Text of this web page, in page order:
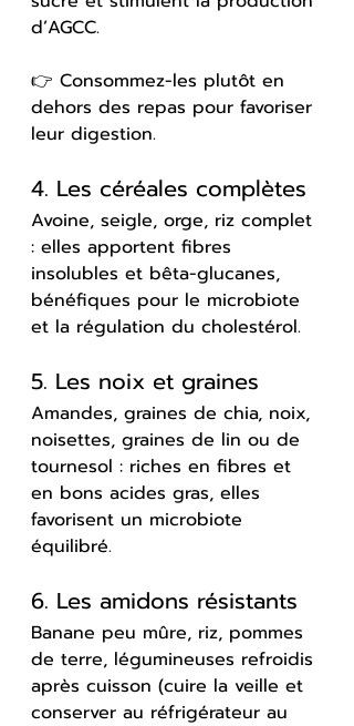
d’AGCC.
👉 Consommez-les plutôt en
dehors des repas pour favoriser
leur digestion.
4. Les céréales complètes
Avoine, seigle, orge, riz complet
: elles apportent fibres
insolubles et bêta-glucanes,
bénéfiques pour le microbiote
et la régulation du cholestérol.
5. Les noix et graines
Amandes, graines de chia, noix,
noisettes, graines de lin ou de
tournesol : riches en fibres et
en bons acides gras, elles
favorisent un microbiote
équilibré.
6. Les amidons résistants
Banane peu mûre, riz, pommes
de terre, légumineuses refroidis
après cuisson (cuire la veille et
conserver au réfrigérateur au